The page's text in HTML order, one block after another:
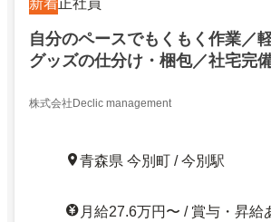
新着正社員
自分のペースでもくもく作業／
グッズの仕分け・梱包／社宅完
株式会社Declic management
青森県 今別町 / 今別駅
月給27.6万円〜 / 賞与・昇給